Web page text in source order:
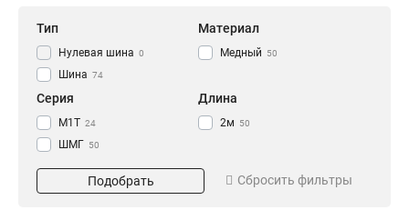
Тип
Нулевая шина 0
Шина 74
Материал
Медный 50
Серия
М1Т 24
ШМГ 50
Длина
2м 50
Размер
3х30х4000мм 1
Подобрать Сбросить фильтры